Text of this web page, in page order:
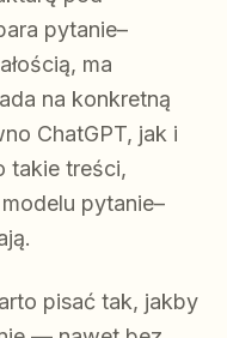
pytanie–
ma
na konkretną
ChatGPT, jak i
takie treści,
pytanie–
pisać tak, jakby